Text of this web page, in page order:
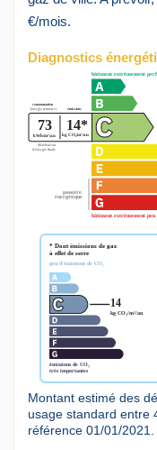
€/mois.
Diagnostics
Montant estimé des
usage standard entre
référence 01/01/2021.